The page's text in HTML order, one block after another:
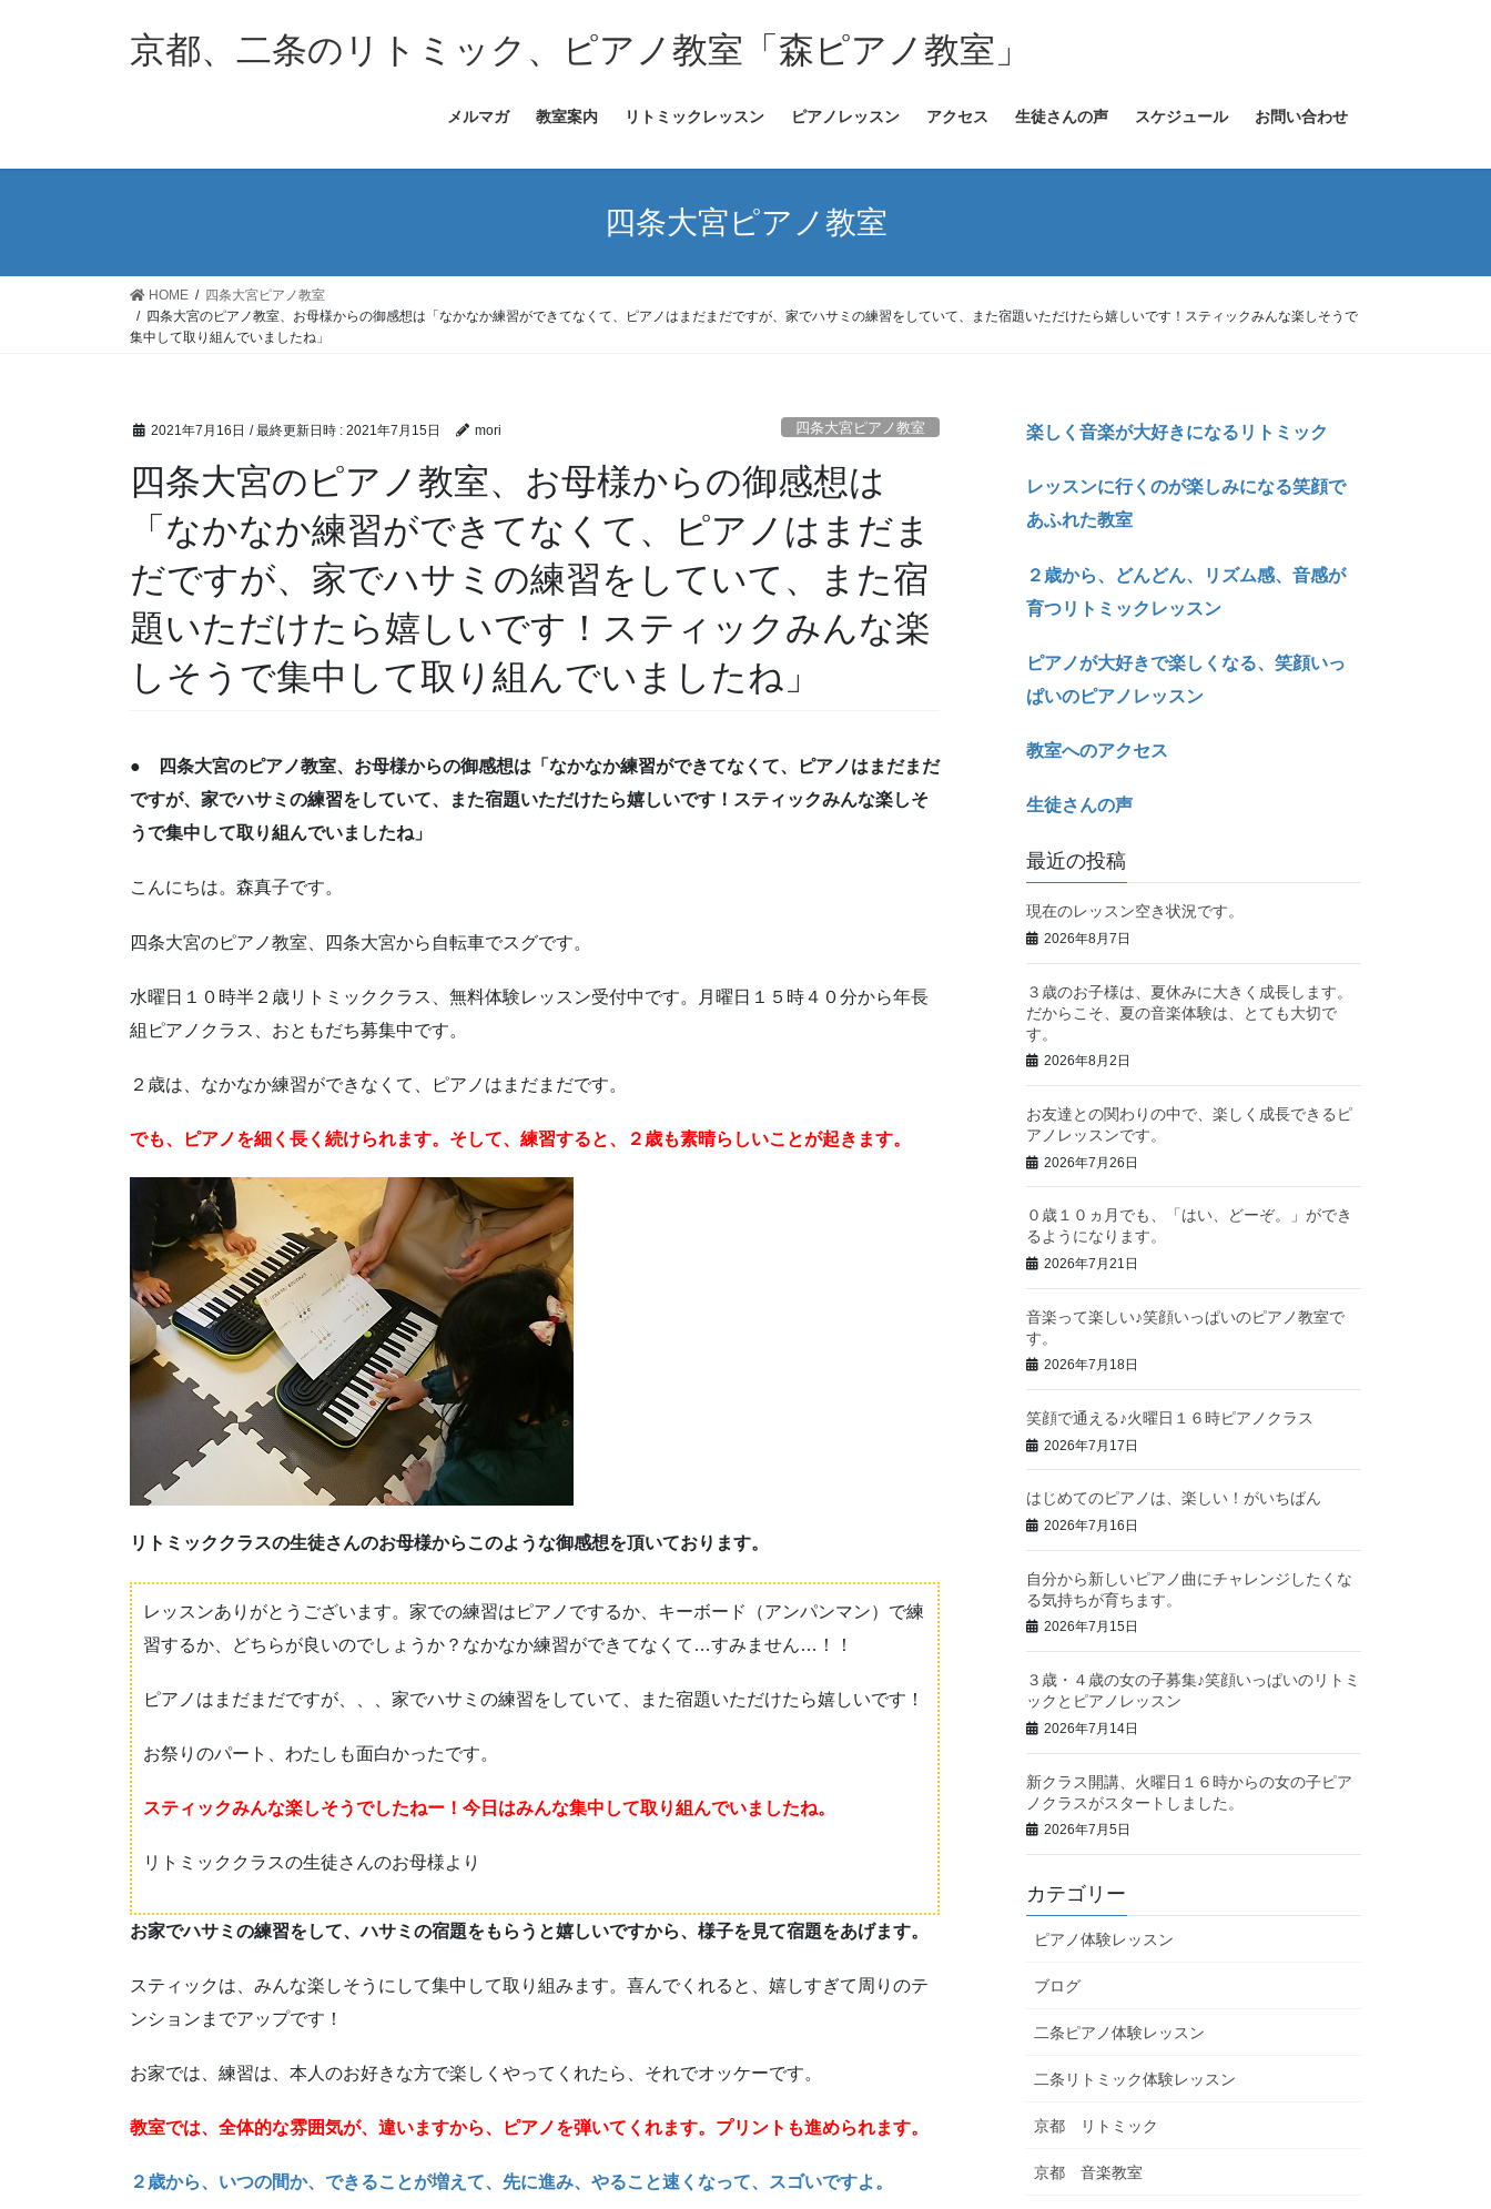
ス
ン
京都、二条のリトミック、ピアノ教室「森ピアノ教室」
メルマガ 教室案内 リトミックレッスン ピアノレッスン アクセス 生徒さんの声 スケジュール お問い合わせ
四条大宮ピアノ教室
HOME
四条大宮ピアノ教室
四条大宮のピアノ教室、お母様からの御感想は「なかなか練習ができてなくて、ピアノはまだまだですが、家でハサミの練習をしていて、また宿題いただけたら嬉しいです！スティックみんな楽しそうで
集中して取り組んでいましたね」
2021年7月16日 / 最終更新日時 : 2021年7月15日 mori 四条大宮ピアノ教室
四条大宮のピアノ教室、お母様からの御感想は
「なかなか練習ができてなくて、ピアノはまだま
だですが、家でハサミの練習をしていて、また宿
題いただけたら嬉しいです！スティックみんな楽
しそうで集中して取り組んでいましたね」
● 四条大宮のピアノ教室、お母様からの御感想は「なかなか練習ができてなくて、ピアノはまだまだ
ですが、家でハサミの練習をしていて、また宿題いただけたら嬉しいです！スティックみんな楽しそ
うで集中して取り組んでいましたね」
こんにちは。森真子です。
四条大宮のピアノ教室、四条大宮から自転車でスグです。
水曜日１０時半２歳リトミッククラス、無料体験レッスン受付中です。月曜日１５時４０分から年長
組ピアノクラス、おともだち募集中です。
２歳は、なかなか練習ができなくて、ピアノはまだまだです。
でも、ピアノを細く長く続けられます。そして、練習すると、２歳も素晴らしいことが起きます。
リトミッククラスの生徒さんのお母様からこのような御感想を頂いております。
レッスンありがとうございます。家での練習はピアノでするか、キーボード（アンパンマン）で練
習するか、どちらが良いのでしょうか？なかなか練習ができてなくて…すみません…！！
ピアノはまだまだですが、、、家でハサミの練習をしていて、また宿題いただけたら嬉しいです！
お祭りのパート、わたしも面白かったです。
スティックみんな楽しそうでしたねー！今日はみんな集中して取り組んでいましたね。
リトミッククラスの生徒さんのお母様より
お家でハサミの練習をして、ハサミの宿題をもらうと嬉しいですから、様子を見て宿題をあげます。
スティックは、みんな楽しそうにして集中して取り組みます。喜んでくれると、嬉しすぎて周りのテ
ンションまでアップです！
お家では、練習は、本人のお好きな方で楽しくやってくれたら、それでオッケーです。
教室では、全体的な雰囲気が、違いますから、ピアノを弾いてくれます。プリントも進められます。
２歳から、いつの間か、できることが増えて、先に進み、やること速くなって、スゴいですよ。
楽しく音楽が大好きになるリトミック
レッスンに行くのが楽しみになる笑顔で
あふれた教室
２歳から、どんどん、リズム感、音感が
育つリトミックレッスン
ピアノが大好きで楽しくなる、笑顔いっ
ぱいのピアノレッスン
教室へのアクセス
生徒さんの声
最近の投稿
現在のレッスン空き状況です。
2026年8月7日
３歳のお子様は、夏休みに大きく成長します。
だからこそ、夏の音楽体験は、とても大切で
す。
2026年8月2日
お友達との関わりの中で、楽しく成長できるピ
アノレッスンです。
2026年7月26日
０歳１０ヵ月でも、「はい、どーぞ。」ができ
るようになります。
2026年7月21日
音楽って楽しい♪笑顔いっぱいのピアノ教室で
す。
2026年7月18日
笑顔で通える♪火曜日１６時ピアノクラス
2026年7月17日
はじめてのピアノは、楽しい！がいちばん
2026年7月16日
自分から新しいピアノ曲にチャレンジしたくな
る気持ちが育ちます。
2026年7月15日
３歳・４歳の女の子募集♪笑顔いっぱいのリトミ
ックとピアノレッスン
2026年7月14日
新クラス開講、火曜日１６時からの女の子ピア
ノクラスがスタートしました。
2026年7月5日
カテゴリー
ピアノ体験レッスン
ブログ
二条ピアノ体験レッスン
二条リトミック体験レッスン
京都 リトミック
京都 音楽教室